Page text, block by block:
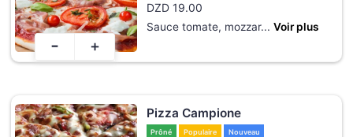
DZD 19.00
Sauce tomate, mozzar... Voir plus
- +
Pizza Campione
Prôné Populaire Nouveau